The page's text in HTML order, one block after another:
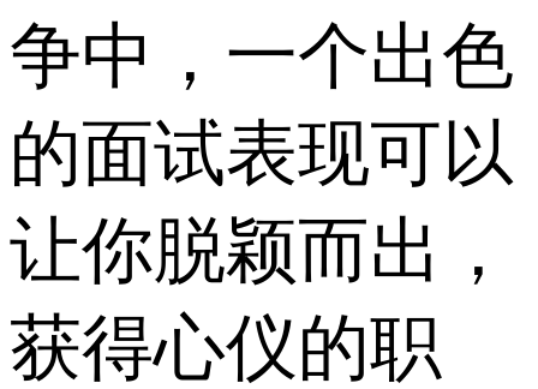
争中，一个出色
的面试表现可以
让你脱颖而出，
获得心仪的职